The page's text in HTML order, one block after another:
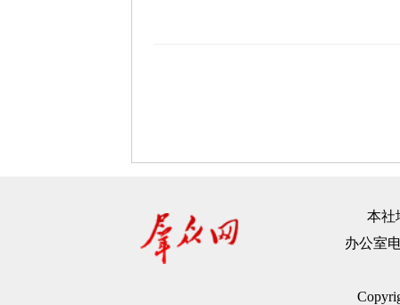
本社
办公室